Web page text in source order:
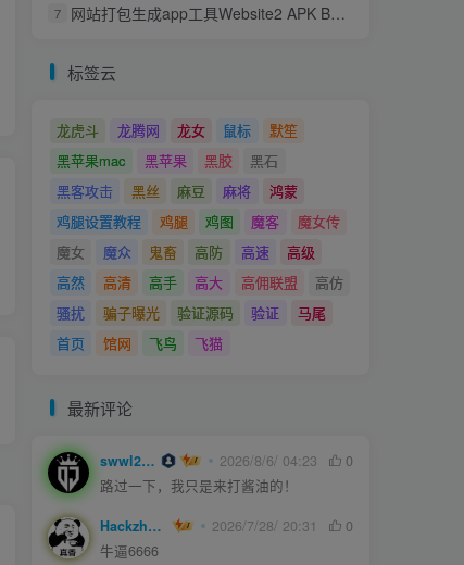
腿子设置操作和注意事项
7 网站打包生成app工具Website2 APK Builder Pro 3.4 汉化版
标签云
龙虎斗 龙腾网 龙女 鼠标
默笙
黑苹果mac
黑苹果 黑胶
黑石
黑客攻击
黑丝 麻豆 麻将
鸿蒙
鸡腿设置教程
鸡腿 鸡图 魔客
魔女传
魔女
魔众 鬼畜 高防 高速
高级
高然
高清 高手 高大 高佣联盟
高仿
骚扰
骗子曝光 验证源码 验证
马尾
首页
馆网 飞鸟 飞猫
最新评论
swwl2457 2026/8/6/ 04:23
0
路过一下，我只是来打酱油的！
Hackzheng 2026/7/28/ 20:31
0
牛逼6666